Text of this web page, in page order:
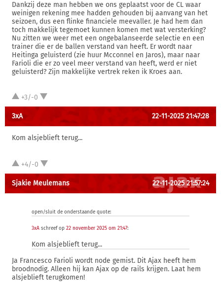
Dankzij deze man hebben we ons geplaatst voor de CL waar
weinigen rekening mee hadden gehouden bij aanvang van het
seizoen, dus een flinke financiele meevaller. Je had hem dan
toch makkelijk tegemoet kunnen komen met wat versterking?
Nu zitten we weer met een ongebalanseerde selectie en een
trainer die er de ballen verstand van heeft. Er wordt naar
Heitinga geluisterd (zie huur Mcconnel en Jaros), maar naar
Farioli die er zo veel meer verstand van heeft, werd er niet
geluisterd? Zijn makkelijke vertrek reken ik Kroes aan.
+3/-0
3xA 22-11-2025 21:47:28
Kom alsjeblieft terug...
+4/-0
Sjakie Meulemans 22-11-2025 21:57:24
open/sluit de onderstaande quote:
3xA schreef op 22 november 2025 om 21:47:
Kom alsjeblieft terug...
Ja Francesco Farioli wordt node gemist. Dit Ajax heeft hem
broodnodig. Alleen hij kan Ajax op de rails krijgen. Laat hem
alsjeblieft terugkomen!